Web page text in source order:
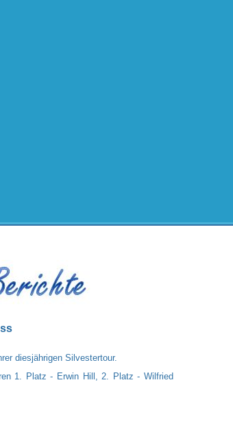
diesjährigen Silvestertour.
1. Platz - Erwin Hill, 2. Platz - Wilfried